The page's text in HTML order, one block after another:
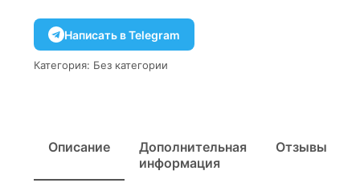
Написать в Telegram
Категория: Без категории
Описание
Дополнительная
информация
Отзывы